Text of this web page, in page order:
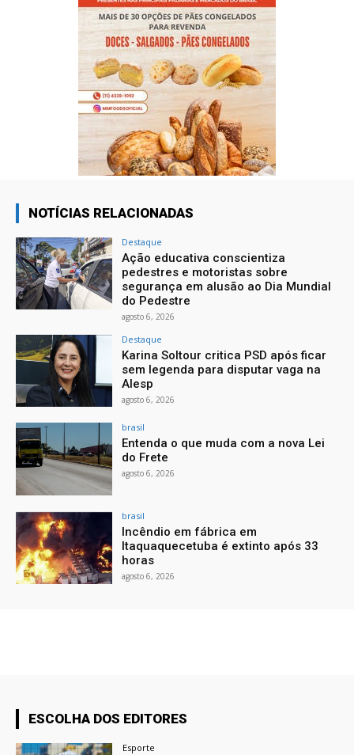
NOTÍCIAS RELACIONADAS
Destaque
Ação educativa conscientiza
pedestres e motoristas sobre
segurança em alusão ao Dia Mundial
do Pedestre
agosto 6, 2026
Destaque
Karina Soltour critica PSD após ficar
sem legenda para disputar vaga na
Alesp
agosto 6, 2026
brasil
Entenda o que muda com a nova Lei
do Frete
agosto 6, 2026
brasil
Incêndio em fábrica em
Itaquaquecetuba é extinto após 33
horas
agosto 6, 2026
ESCOLHA DOS EDITORES
Esporte